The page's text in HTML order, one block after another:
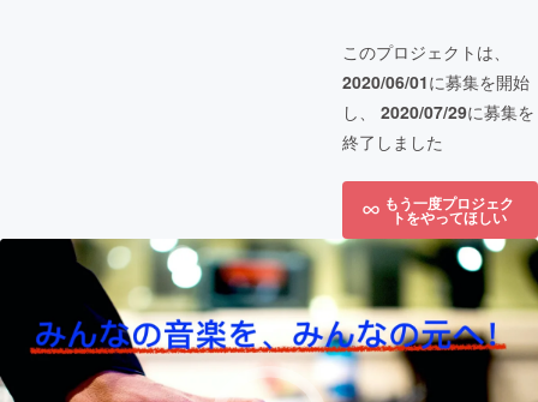
このプロジェクトは、
2020/06/01に募集を開始
し、 2020/07/29に募集を
終了しました
もう一度プロジェク
トをやってほしい